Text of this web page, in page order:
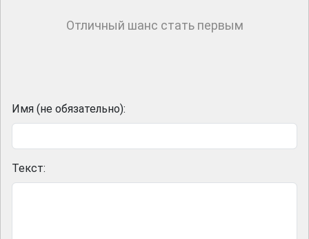
Отличный шанс стать первым
Имя (не обязательно):
Текст: